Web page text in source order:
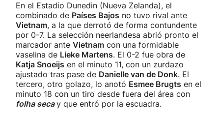
En el Estadio Dunedin (Nueva Zelanda), el
combinado de Países Bajos no tuvo rival ante
Vietnam, a la que derrotó de forma contundente
por 0-7. La selección neerlandesa abrió pronto el
marcador ante Vietnam con una formidable
vaselina de Lieke Martens. El 0-2 fue obra de
Katja Snoeijs en el minuto 11, con un zurdazo
ajustado tras pase de Danielle van de Donk. El
tercero, otro golazo, lo anotó Esmee Brugts en el
minuto 18 con un tiro desde fuera del área con
folha secay que entró por la escuadra.